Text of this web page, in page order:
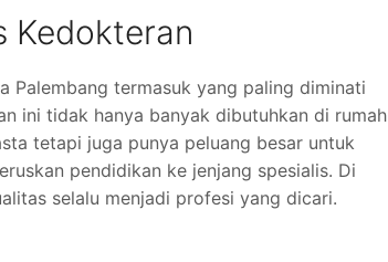
Kedokteran
Palembang termasuk yang paling diminati
ini tidak hanya banyak dibutuhkan di rumah
tetapi juga punya peluang besar untuk
pendidikan ke jenjang spesialis. Di
selalu menjadi profesi yang dicari.